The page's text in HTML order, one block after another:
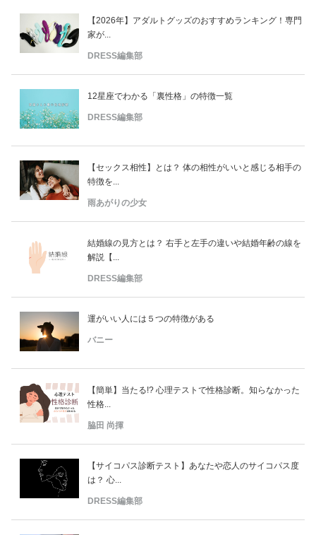
【2026年】アダルトグッズのおすすめランキング！専門
家が...
DRESS編集部
12星座でわかる「裏性格」の特徴一覧
DRESS編集部
【セックス相性】とは？ 体の相性がいいと感じる相手の
特徴を...
雨あがりの少女
結婚線の見方とは？ 右手と左手の違いや結婚年齢の線を
解説【...
DRESS編集部
運がいい人には５つの特徴がある
バニー
【簡単】当たる!? 心理テストで性格診断。知らなかった
性格...
脇田 尚揮
【サイコパス診断テスト】あなたや恋人のサイコパス度
は？ 心...
DRESS編集部